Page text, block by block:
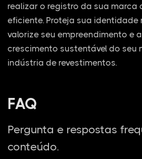
realizar o registro da sua marca
eficiente. Proteja sua identidade
valorize seu empreendimento e
crescimento sustentável do seu
indústria de revestimentos.
FAQ
Pergunta e respostas
conteúdo.